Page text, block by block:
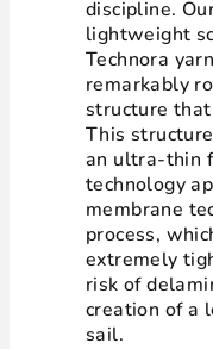
discipline.
lightweight
Technora
remarkably
structure
This
an ultra-thin
technology
membrane
process,
extremely
risk of
creation of a
sail.